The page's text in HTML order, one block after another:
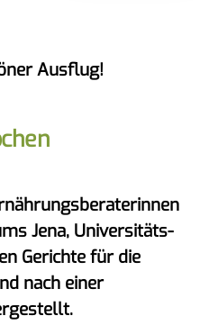
Ausflug!
Jena, Universitäts-
Gerichte für die
nach einer